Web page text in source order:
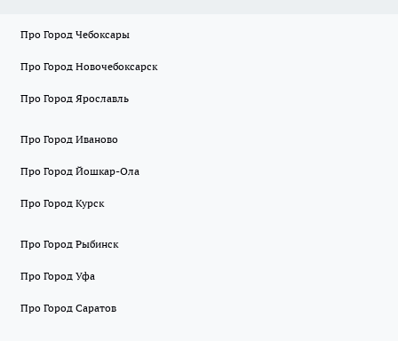
Про Город Чебоксары
Про Город Новочебоксарск
Про Город Ярославль
Про Город Иваново
Про Город Йошкар-Ола
Про Город Курск
Про Город Рыбинск
Про Город Уфа
Про Город Саратов